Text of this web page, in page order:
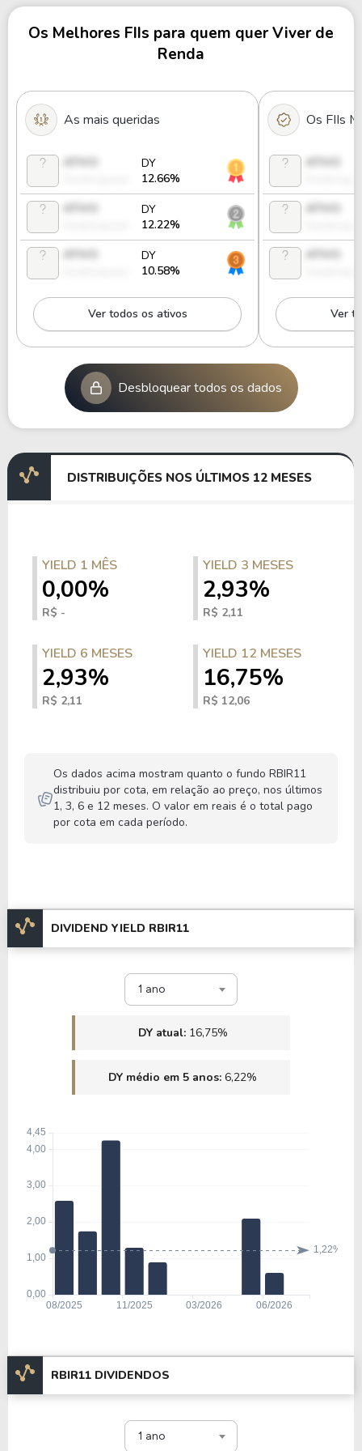
DMAC11 0% 2.61
Os Melhores FIIs para quem quer Viver de
Renda
As mais queridas
DY
12.66%
DY
12.22%
DY
10.58%
Ver todos os ativos
Os FIIs
Ver
Desbloquear todos os dados
DISTRIBUIÇÕES NOS ÚLTIMOS 12 MESES
YIELD 1 MÊS
0,00%
R$ -
YIELD 3 MESES
2,93%
R$ 2,11
YIELD 6 MESES
2,93%
R$ 2,11
YIELD 12 MESES
16,75%
R$ 12,06
Os dados acima mostram quanto o fundo RBIR11
distribuiu por cota, em relação ao preço, nos últimos
1, 3, 6 e 12 meses. O valor em reais é o total pago
por cota em cada período.
DIVIDEND YIELD RBIR11
1 ano
DY atual: 16,75%
DY médio em 5 anos: 6,22%
RBIR11 DIVIDENDOS
1 ano